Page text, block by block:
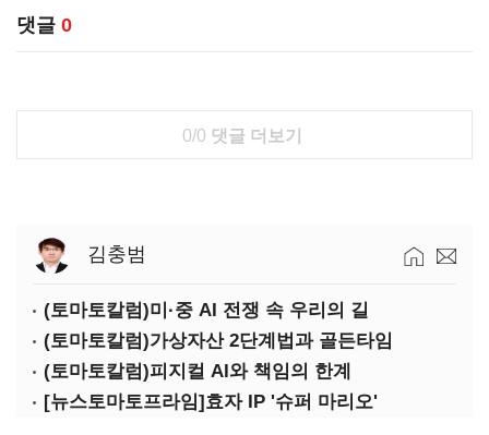
댓글 0
0/0 댓글 더보기
김충범
(토마토칼럼)미·중 AI 전쟁 속 우리의 길
(토마토칼럼)가상자산 2단계법과 골든타임
(토마토칼럼)피지컬 AI와 책임의 한계
[뉴스토마토프라임]효자 IP '슈퍼 마리오'